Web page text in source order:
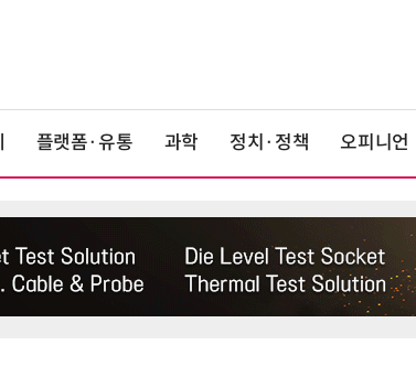
플랫폼·유통 과학 정치·정책 오피니언